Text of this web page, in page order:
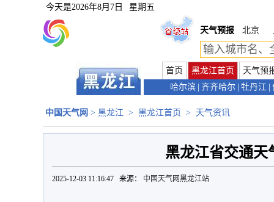
今天是2026年8月7日 星期五
天气预报 北京
首页 黑龙江首页
天气预
哈尔滨 齐齐哈尔 牡丹江
中国天气网 > 黑龙江 > 黑龙江首页 > 天气资讯
黑龙江省交通天
2025-12-03 11:16:47 来源： 中国天气网黑龙江站